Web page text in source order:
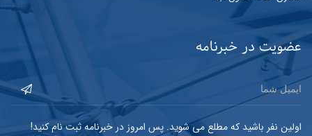
عضویت در خبرنامه
اولین نفر باشید که مطلع می شوید. پس امروز در خبرنامه ثبت نام کنید!